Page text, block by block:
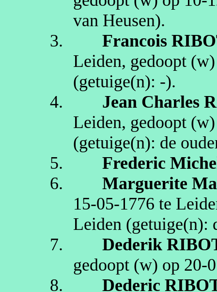
van Heusen).
3.
Francois
Leiden, gedoopt (w
(getuige(n): ‑).
4.
Jean Charles
Leiden, gedoopt (w
(getuige(n): de
5.
Frederic
6.
Marguerite
15‑05‑1776 te
Leiden (getuige(n):
7.
Dederik
gedoopt (w) op
8.
Dederic